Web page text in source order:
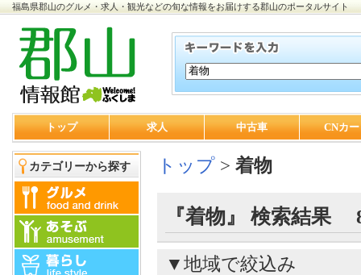
福島県郡山のグルメ・求人・観光などの旬な情報をお届けする郡山のポータルサイト
トップ 求人 中古車 CNカ
カテゴリーから探す トップ > 着物
『着物』 検索結果
▼地域で絞込み